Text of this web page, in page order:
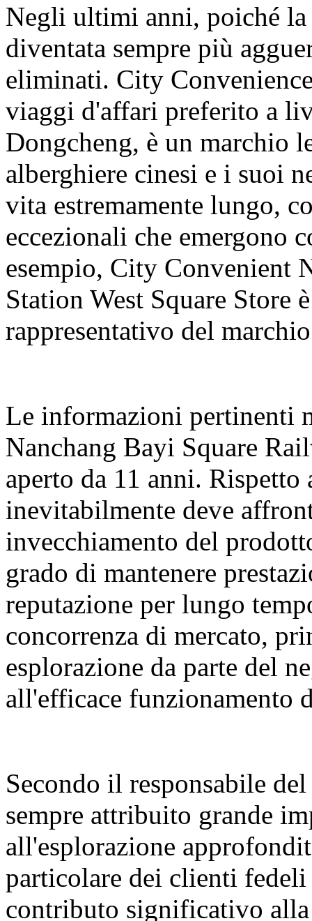
Negli ultimi anni, poiché la
diventata sempre più
eliminati. City
viaggi d'affari preferito a
Dongcheng, è un marchio
alberghiere cinesi e i suoi
vita estremamente lungo,
eccezionali che emergono
esempio, City Convenient
Station West Square
rappresentativo del
Le informazioni pertinenti
Nanchang Bayi Square
aperto da 11 anni.
inevitabilmente deve
invecchiamento del
grado di mantenere
reputazione per lungo
concorrenza di mercato,
esplorazione da parte del
all'efficace funzionamento
Secondo il responsabile
sempre attribuito grande
all'esplorazione
particolare dei clienti
contributo significativo